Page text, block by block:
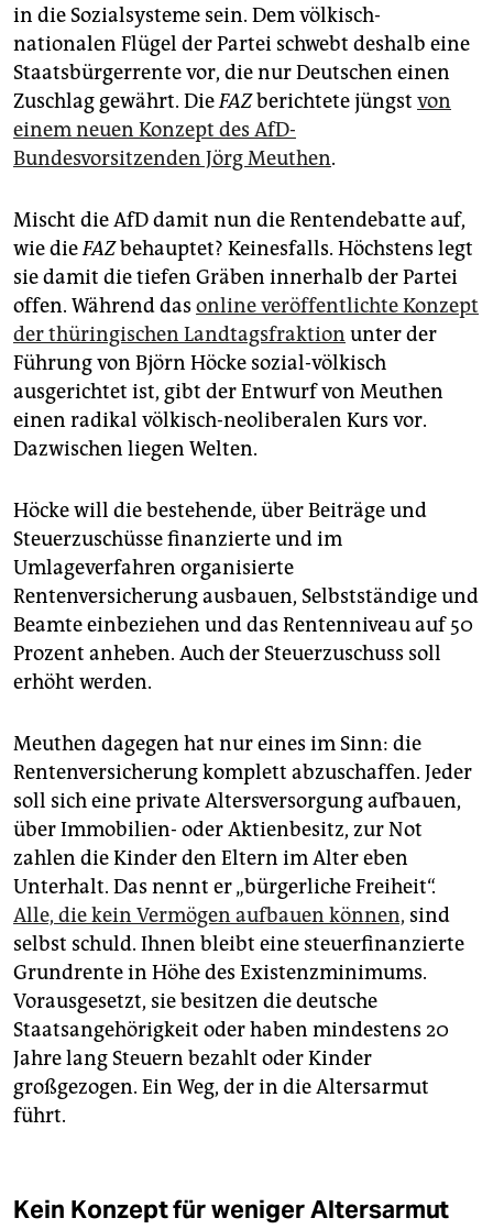
in die Sozialsysteme sein. Dem völkisch-
nationalen Flügel der Partei schwebt deshalb eine
Staatsbürgerrente vor, die nur Deutschen einen
Zuschlag gewährt. DieFAZberichtete jüngst von
einem neuen Konzept des AfD-
Bundesvorsitzenden Jörg Meuthen.
Mischt die AfD damit nun die Rentendebatte auf,
wie dieFAZbehauptet? Keinesfalls. Höchstens legt
sie damit die tiefen Gräben innerhalb der Partei
offen. Während das online veröffentlichte Konzept
der thüringischen Landtagsfraktion unter der
Führung von Björn Höcke sozial-völkisch
ausgerichtet ist, gibt der Entwurf von Meuthen
einen radikal völkisch-neoliberalen Kurs vor.
Dazwischen liegen Welten.
Höcke will die bestehende, über Beiträge und
Steuerzuschüsse finanzierte und im
Umlageverfahren organisierte
Rentenversicherung ausbauen, Selbstständige und
Beamte einbeziehen und das Rentenniveau auf 50
Prozent anheben. Auch der Steuerzuschuss soll
erhöht werden.
Meuthen dagegen hat nur eines im Sinn: die
Rentenversicherung komplett abzuschaffen. Jeder
soll sich eine private Altersversorgung aufbauen,
über Immobilien- oder Aktienbesitz, zur Not
zahlen die Kinder den Eltern im Alter eben
Unterhalt. Das nennt er „bürgerliche Freiheit“.
Alle, die kein Vermögen aufbauen können, sind
selbst schuld. Ihnen bleibt eine steuerfinanzierte
Grundrente in Höhe des Existenzminimums.
Vorausgesetzt, sie besitzen die deutsche
Staatsangehörigkeit oder haben mindestens 20
Jahre lang Steuern bezahlt oder Kinder
großgezogen. Ein Weg, der in die Altersarmut
führt.
Kein Konzept für weniger Altersarmut